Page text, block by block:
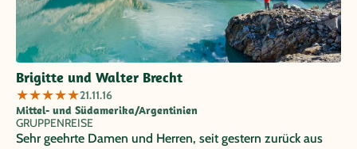
Brigitte und Walter Brecht
★★★★★21.11.16
Mittel- und Südamerika/Argentinien
GRUPPENREISE
Sehr geehrte Damen und Herren, seit gestern zurück aus